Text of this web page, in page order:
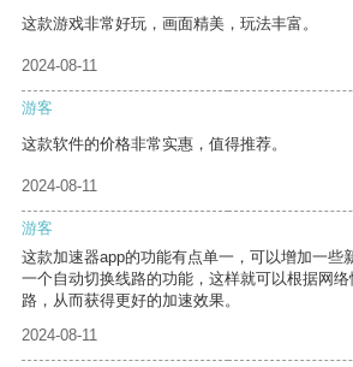
这款游戏非常好玩，画面精美，玩法丰富。
2024-08-11
游客
这款软件的价格非常实惠，值得推荐。
2024-08-11
游客
这款加速器app的功能有点单一，可以增加一些
一个自动切换线路的功能，这样就可以根据网
路，从而获得更好的加速效果。
2024-08-11